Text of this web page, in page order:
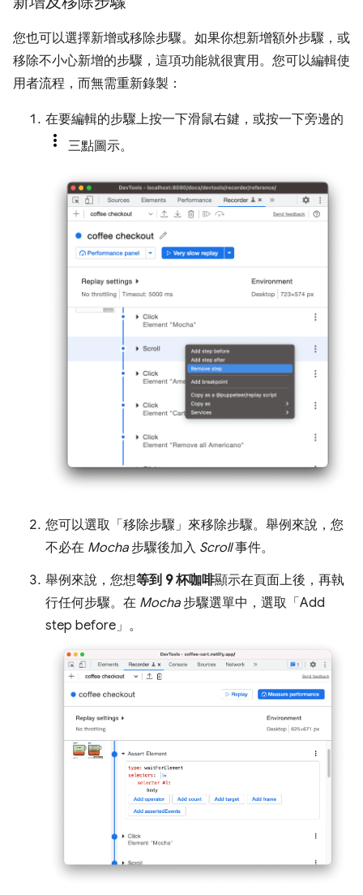
您也可以選擇新增或移除步驟。如果你想新增額外步驟，或
移除不小心新增的步驟，這項功能就很實用。您可以編輯使
用者流程，而無需重新錄製：
在要編輯的步驟上按一下滑鼠右鍵，或按一下旁邊的
三點圖示。
您可以選取「移除步驟」 來移除步驟。舉例來說，您
不必在 Mocha步驟後加入 Scroll事件。
舉例來說，您想等到 9 杯咖啡顯示在頁面上後，再執
行任何步驟。在 Mocha步驟選單中，選取「Add
step before」 。